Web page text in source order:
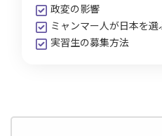
政変の影響
ミャンマー人が日本を選
実習生の募集方法